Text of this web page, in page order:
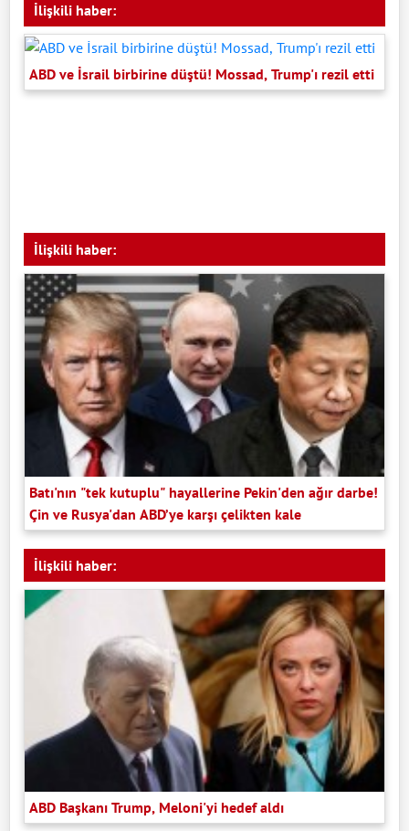
İlişkili haber:
ABD ve İsrail birbirine düştü! Mossad, Trump'ı rezil etti
İlişkili haber:
Batı'nın "tek kutuplu" hayallerine Pekin'den ağır darbe!
Çin ve Rusya'dan ABD’ye karşı çelikten kale
İlişkili haber:
ABD Başkanı Trump, Meloni'yi hedef aldı